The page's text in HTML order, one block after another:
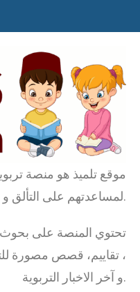
موقع تلميذ هو منصة
لمساعدتهم على التألق و النجاح.
تحتوي المنصة على
، تقاييم، قصص مصورة
و آخر الاخبار التربوية.